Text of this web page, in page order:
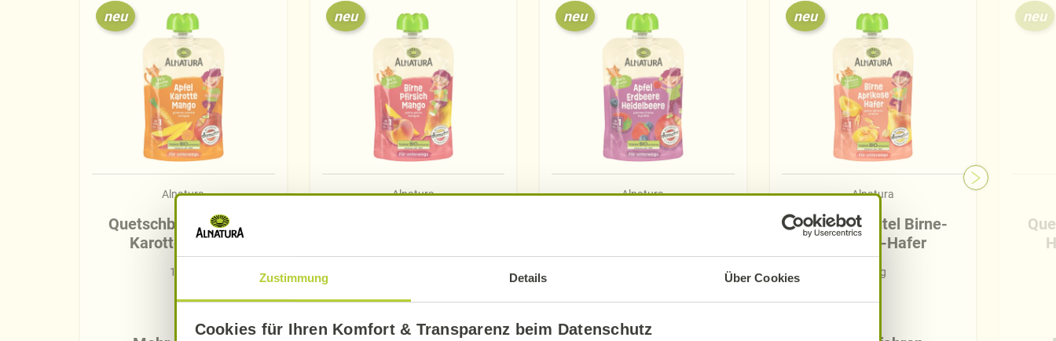
Zustimmung Details Über Cookies
Cookies für Ihren Komfort & Transparenz beim Datenschutz
neu
Alnatura
Quetschbeutel Apfel-
Karotte-Mango
100 g
neu
Alnatura
neu
Alnatura
neu
Alnatura
Quetschbeutel Birne-
Aprikose-Hafer
100 g
neu